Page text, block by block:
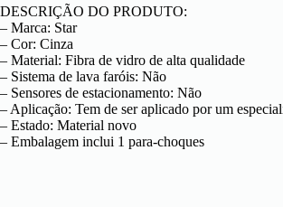
DESCRIÇÃO DO PRODUTO:
– Marca: Star
– Cor: Cinza
– Material: Fibra de vidro de alta qualidade
– Sistema de lava faróis: Não
– Sensores de estacionamento: Não
– Aplicação: Tem de ser aplicado por um
– Estado: Material novo
– Embalagem inclui 1 para-choques